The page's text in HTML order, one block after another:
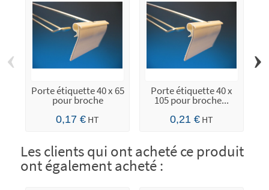
Porte étiquette 40 x 65
pour broche
0,17 € HT
Porte étiquette 40 x
105 pour broche...
0,21 € HT
‹ ›
Les clients qui ont acheté ce produit
ont également acheté :